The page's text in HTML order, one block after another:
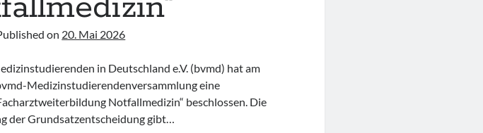
on 20. Mai 2026
in Deutschland e.V. (bvmd) hat am
Medizinstudierendenversammlung eine
Notfallmedizin“ beschlossen. Die
der Grundsatzentscheidung gibt…